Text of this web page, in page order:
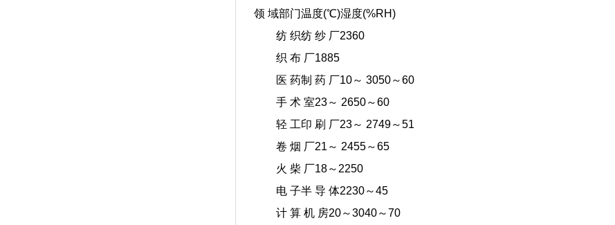
领 域部门温度(℃)湿度(%RH)
纺 织纺 纱 厂2360
织 布 厂1885
医 药制 药 厂10～ 3050～60
手 术 室23～ 2650～60
轻 工印 刷 厂23～ 2749～51
卷 烟 厂21～ 2455～65
火 柴 厂18～2250
电 子半 导 体2230～45
计 算 机 房20～3040～70